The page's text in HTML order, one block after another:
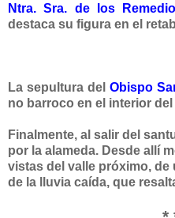
Ntra. Sra. de los
destaca su figura en el
La sepultura delObispo
no barroco en el interior
Finalmente, al salir del
por la alameda. Desde allí
vistas del valle próximo, de
de la lluvia caída, que